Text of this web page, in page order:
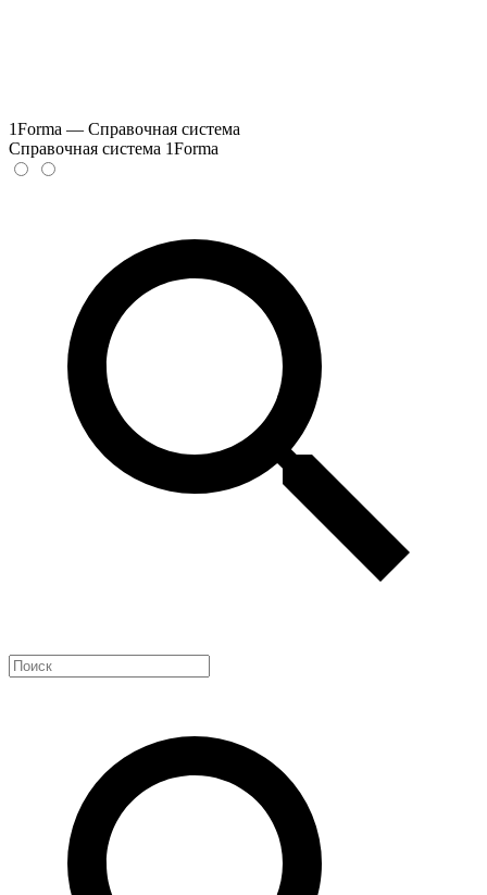
1Forma — Справочная система
Справочная система 1Forma